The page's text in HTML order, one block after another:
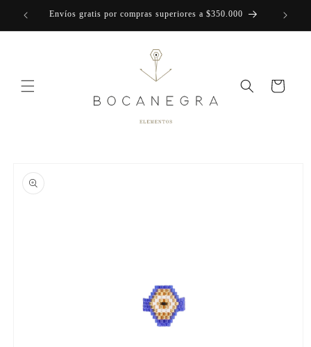
directamenteEnvíos gratis por compras superiores a $350.000
Carrito
a la
información